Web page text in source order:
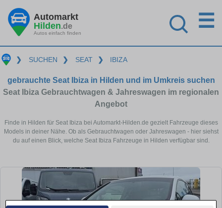
Automarkt
Hilden.de
Autos einfach finden
☰
❯ SUCHEN ❯ SEAT ❯ IBIZA
gebrauchte Seat Ibiza in Hilden und im Umkreis suchen
Seat Ibiza Gebrauchtwagen & Jahreswagen im regionalen
Angebot
Finde in Hilden für Seat Ibiza bei Automarkt-Hilden.de gezielt Fahrzeuge dieses
Models in deiner Nähe. Ob als Gebrauchtwagen oder Jahreswagen - hier siehst
du auf einen Blick, welche Seat Ibiza Fahrzeuge in Hilden verfügbar sind.